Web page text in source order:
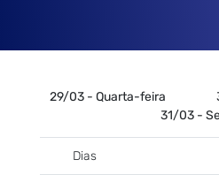
29/03 - Quarta-feira
31/03 -
Dias